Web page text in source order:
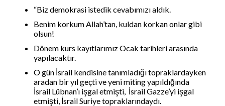
“Biz demokrasi istedik cevabımızı aldık.
Benim korkum Allah’tan, kuldan korkan onlar gibi
olsun!
Dönem kurs kayıtlarımız Ocak tarihleri arasında
yapılacaktır.
O gün İsrail kendisine tanımladığı topraklardayken
aradan bir yıl geçti ve yeni miting yapıldığında
İsrail Lübnan’ı işgal etmişti, İsrail Gazze’yi işgal
etmişti, İsrail Suriye topraklarındaydı.